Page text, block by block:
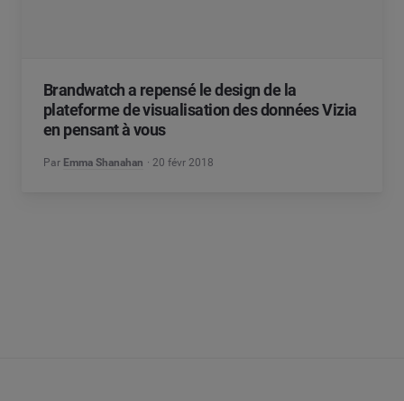
Brandwatch a repensé le design de la
plateforme de visualisation des données Vizia
en pensant à vous
Par Emma Shanahan 20 févr 2018